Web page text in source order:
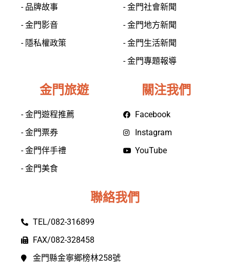
- 品牌故事
- 金門影音
- 隱私權政策
- 金門社會新聞
- 金門地方新聞
- 金門生活新聞
- 金門專題報導
金門旅遊
- 金門遊程推薦
- 金門票券
- 金門伴手禮
- 金門美食
關注我們
Facebook
Instagram
YouTube
聯絡我們
TEL/082-316899
FAX/082-328458
金門縣金寧鄉榜林258號